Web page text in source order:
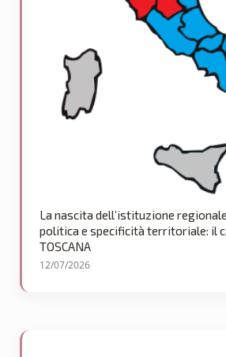
La nascita dell’istituzione
politica e specificità territoriale: il
TOSCANA
12/07/2026